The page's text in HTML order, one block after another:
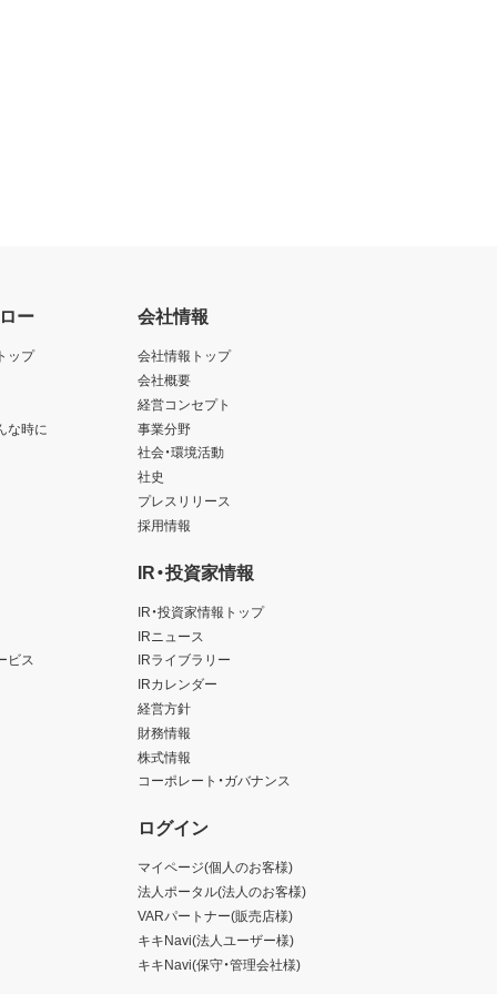
ー
ップ
な時に
ビス
会社情報
会社情報トップ
会社概要
経営コンセプト
事業分野
社会・環境活動
社史
プレスリリース
採用情報
IR・投資家情報
IR・投資家情報トップ
IRニュース
IRライブラリー
IRカレンダー
経営方針
財務情報
株式情報
コーポレート・ガバナンス
ログイン
マイページ(個人のお客様)
法人ポータル(法人のお客様)
VARパートナー(販売店様)
キキNavi(法人ユーザー様)
キキNavi(保守・管理会社様)